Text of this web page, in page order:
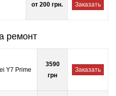
от 200 грн. Заказать
ремонт
Y7 Prime
3590
грн
Заказать